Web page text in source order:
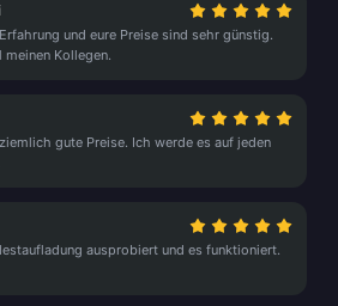
und eure Preise sind sehr günstig.
Kollegen.
gute Preise. Ich werde es auf jeden
ausprobiert und es funktioniert.